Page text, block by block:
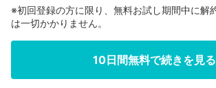
※初回登録の方に限り、無料お試し期間中に解
は一切かかりません。
10日間無料で続きを見る